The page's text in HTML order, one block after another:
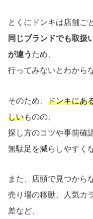
とくにドンキは店舗ご
同じブランドでも取扱
が違う ため、
行ってみないとわから
そのため、 ドンキにあ
しいものの、
探し方のコツや事前確
無駄足を減らしやすく
また、店頭で見つから
売り場の移動、人気カ
差など、